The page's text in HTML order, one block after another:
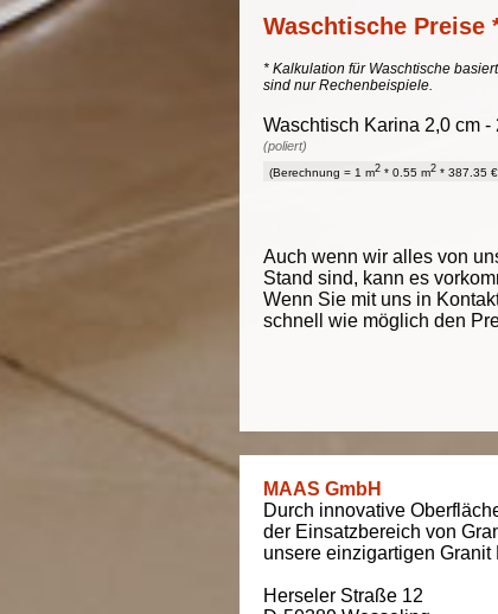
Waschtische Preise
* Kalkulation für Waschtische
sind nur Rechenbeispiele.
Waschtisch Karina 2,0 cm
(poliert)
(Berechnung = 1 m2 * 0.55 m2 * 387.35
Auch wenn wir alles von
Stand sind, kann es
Wenn Sie mit uns in
schnell wie möglich den
MAAS GmbH
Durch innovative
der Einsatzbereich von
unsere einzigartigen Granit
Herseler Straße 12